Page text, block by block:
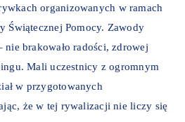
organizowanych w ramach
Świątecznej Pomocy. Zawody
nie brakowało radości, zdrowej
Mali uczestnicy z ogromnym
w przygotowanych
że w tej rywalizacji nie liczy się